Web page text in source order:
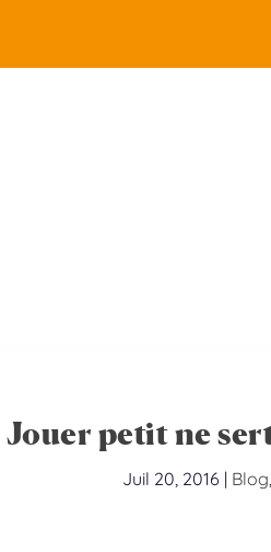
Jouer petit ne
Juil 20, 2016 | Blog